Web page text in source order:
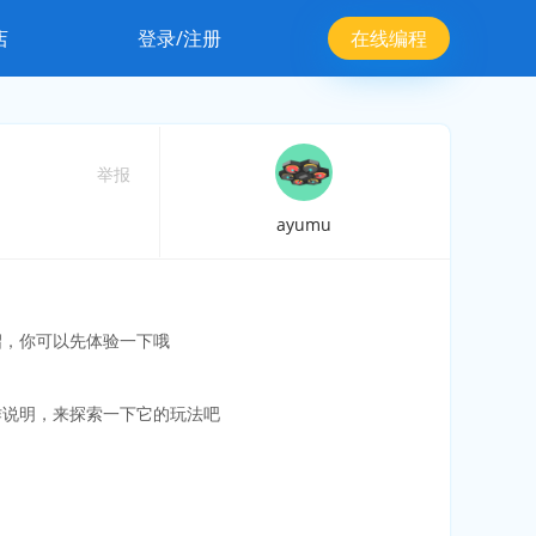
登录/注册 在线编程
举报
ayumu
你可以先体验一下哦
明，来探索一下它的玩法吧